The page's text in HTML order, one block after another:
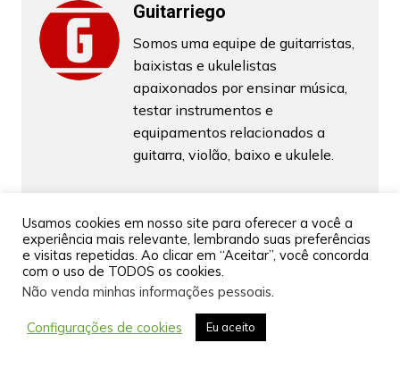
Guitarriego
Somos uma equipe de guitarristas,
baixistas e ukulelistas
apaixonados por ensinar música,
testar instrumentos e
equipamentos relacionados a
guitarra, violão, baixo e ukulele.
Navegação
de
Post
Anterior Próximo
Usamos cookies em nosso site para oferecer a você a
experiência mais relevante, lembrando suas preferências
e visitas repetidas. Ao clicar em “Aceitar”, você concorda
com o uso de TODOS os cookies.
Não venda minhas informações pessoais.
Configurações de cookies Eu aceito